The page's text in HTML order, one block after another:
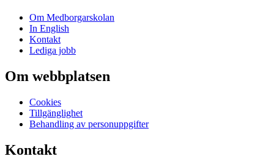
Om Medborgarskolan
In English
Kontakt
Lediga jobb
Om webbplatsen
Cookies
Tillgänglighet
Behandling av personuppgifter
Kontakt